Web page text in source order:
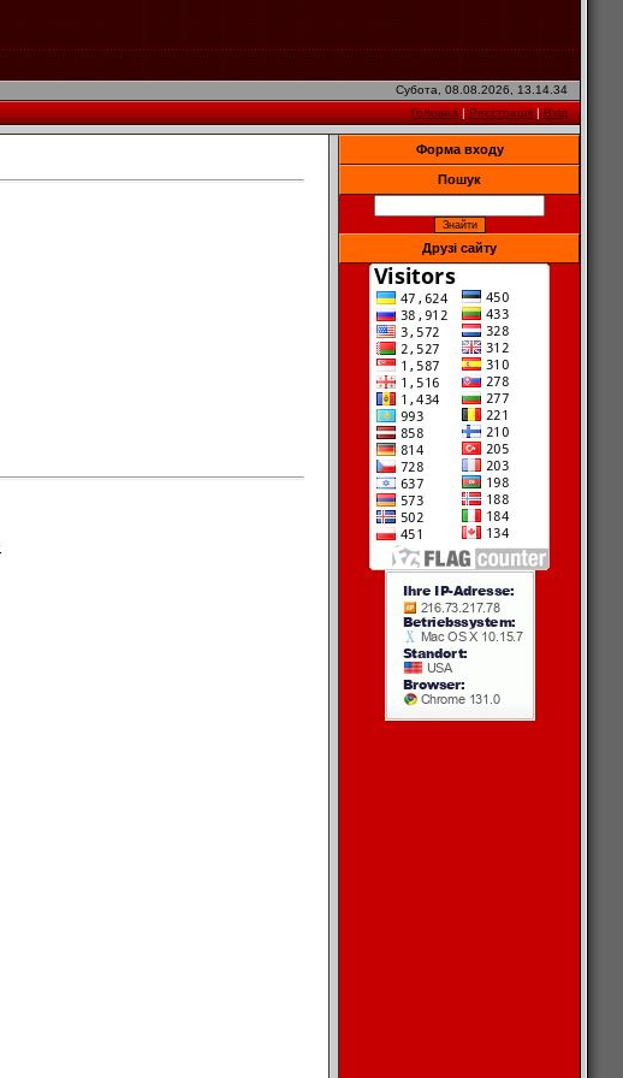
Субота, 08.08.2026, 13.14.34
Головна|Реєстрація|Вхід
Форма входу
Пошук
Друзі сайту